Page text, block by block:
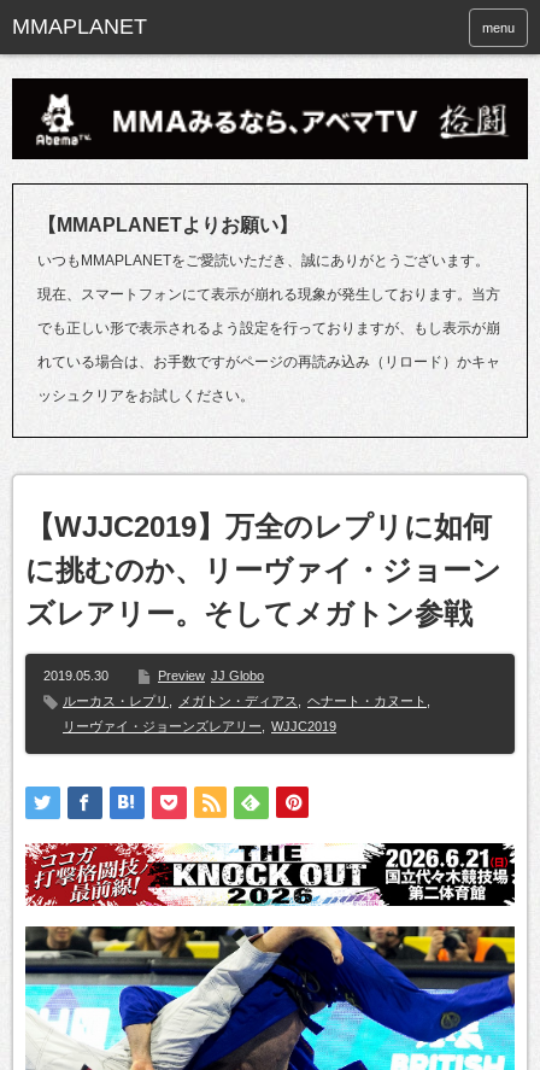
menu
【MMAPLANETよりお願い】
いつもMMAPLANETをご愛読いただき、誠にありがとうございます。
現在、スマートフォンにて表示が崩れる現象が発生しております。当方
でも正しい形で表示されるよう設定を行っておりますが、もし表示が崩
れている場合は、お手数ですがページの再読み込み（リロード）かキャ
ッシュクリアをお試しください。
【WJJC2019】万全のレプリに如何
に挑むのか、リーヴァイ・ジョーン
ズレアリー。そしてメガトン参戦
2019.05.30 Preview JJ Globo
ルーカス・レプリ
メガトン・ディアス ヘナート・カヌート
リーヴァイ・ジョーンズレアリー
WJJC2019